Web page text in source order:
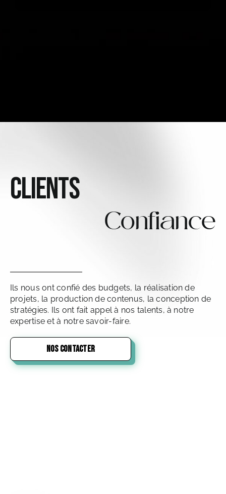
CLIENTS
Confiance
Ils nous ont confié des budgets, la réalisation de
projets, la production de contenus, la conception de
stratégies. Ils ont fait appel à nos talents, à notre
expertise et à notre savoir-faire.
NOS CONTACTER